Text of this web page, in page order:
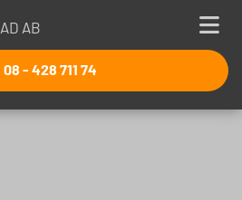
AB
08 - 428 711 74